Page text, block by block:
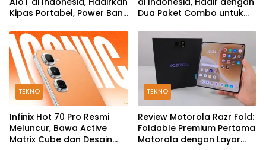
Kipas Portabel, Power Bank
Dua Paket Combo untuk
TEKNO
Infinix Hot 70 Pro Resmi
Meluncur, Bawa Active
Matrix Cube dan Desain
TEKNO
Review Motorola Razr Fold:
Foldable Premium Pertama
Motorola dengan Layar